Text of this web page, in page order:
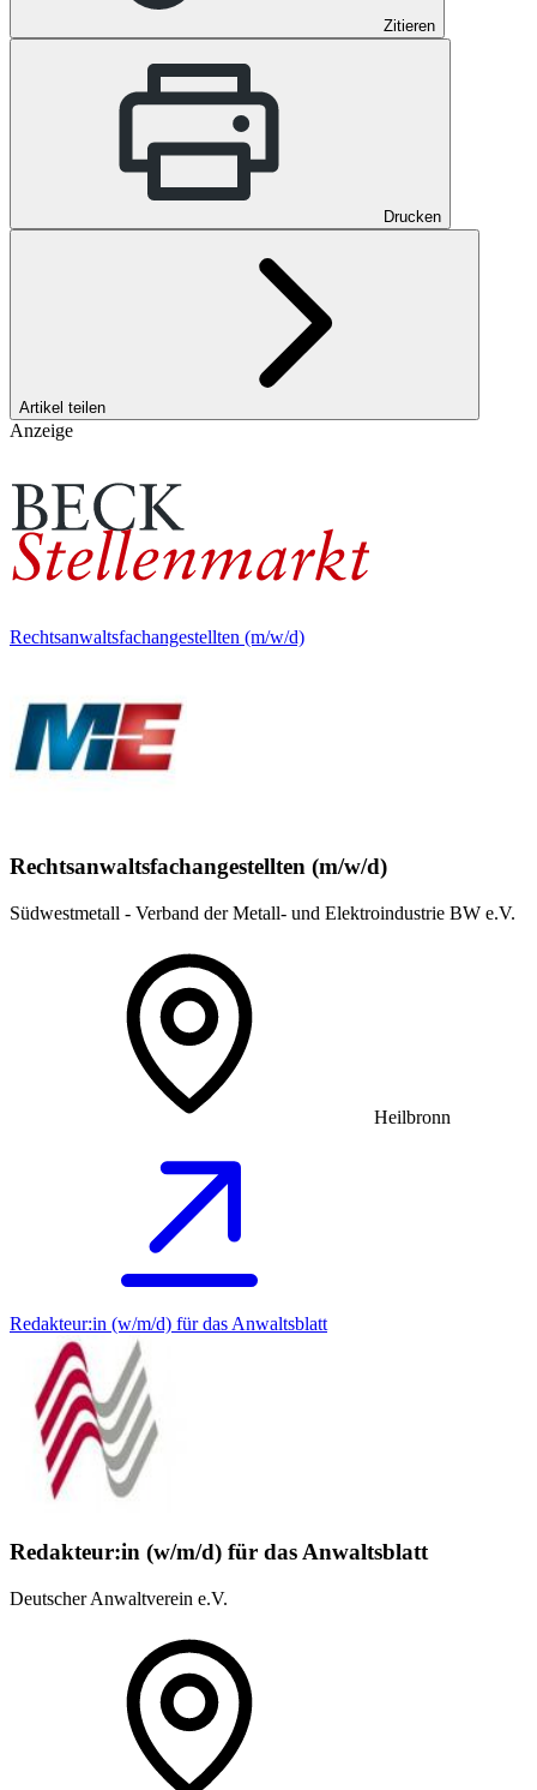
Zitieren
Drucken
Artikel teilen
Anzeige
Rechtsanwaltsfachangestellten (m/w/d)
Rechtsanwaltsfachangestellten (m/w/d)
Südwestmetall - Verband der Metall- und Elektroindustrie BW e.V.
Heilbronn
Redakteur:in (w/m/d) für das Anwaltsblatt
Redakteur:in (w/m/d) für das Anwaltsblatt
Deutscher Anwaltverein e.V.